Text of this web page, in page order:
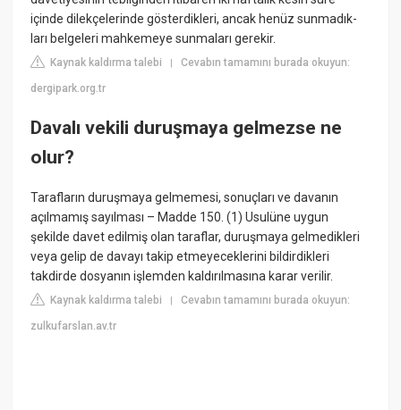
içinde dilekçelerinde gösterdikleri, ancak henüz sunmadık-
ları belgeleri mahkemeye sunmaları gerekir.
Kaynak kaldırma talebi |Cevabın tamamını burada okuyun:
dergipark.org.tr
Davalı vekili duruşmaya gelmezse ne
olur?
Tarafların duruşmaya gelmemesi, sonuçları ve davanın
açılmamış sayılması – Madde 150. (1) Usulüne uygun
şekilde davet edilmiş olan taraflar, duruşmaya gelmedikleri
veya gelip de davayı takip etmeyeceklerini bildirdikleri
takdirde dosyanın işlemden kaldırılmasına karar verilir.
Kaynak kaldırma talebi |Cevabın tamamını burada okuyun:
zulkufarslan.av.tr